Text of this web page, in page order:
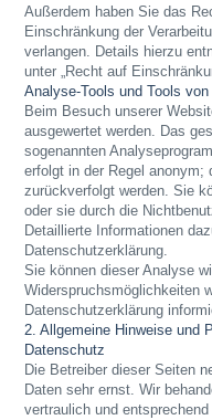
Außerdem haben Sie das
Einschränkung der
verlangen. Details hierzu
unter „Recht auf
Analyse-Tools und Tools
Beim Besuch unserer
ausgewertet werden. Das
sogenannten
erfolgt in der Regel anonym;
zurückverfolgt werden. Sie
oder sie durch die
Detaillierte Informationen
Datenschutzerklärung.
Sie können dieser Analyse
Widerspruchsmöglichkeiten
Datenschutzerklärung
2. Allgemeine Hinweise und
Datenschutz
Die Betreiber dieser Seiten
Daten sehr ernst. Wir
vertraulich und